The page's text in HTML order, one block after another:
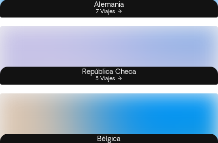
Alemania
7 Viajes
República Checa
5 Viajes
Bélgica